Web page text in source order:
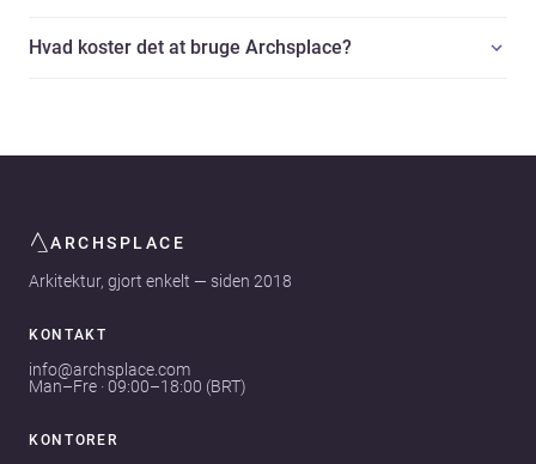
Hvad koster det at bruge Archsplace?
ARCHSPLACE
Arkitektur, gjort enkelt — siden 2018
KONTAKT
info@archsplace.com
Man–Fre · 09:00–18:00 (BRT)
KONTORER